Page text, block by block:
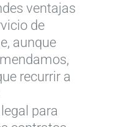
ventajas
de
aunque
recurrir a
para